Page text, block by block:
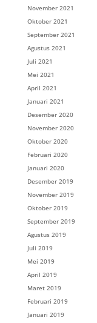
November 2021
Oktober 2021
September 2021
Agustus 2021
Juli 2021
Mei 2021
April 2021
Januari 2021
Desember 2020
November 2020
Oktober 2020
Februari 2020
Januari 2020
Desember 2019
November 2019
Oktober 2019
September 2019
Agustus 2019
Juli 2019
Mei 2019
April 2019
Maret 2019
Februari 2019
Januari 2019